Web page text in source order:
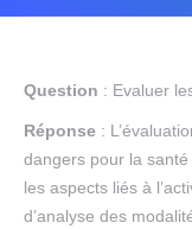
Question : Evaluer
Réponse :
dangers pour la
les aspects liés à
d’analyse des